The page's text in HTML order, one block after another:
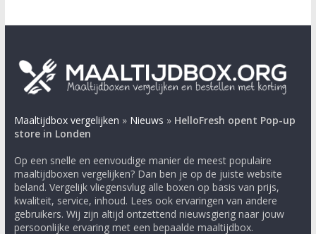
Maaltijdbox vergelijken » Nieuws » HelloFresh opent Pop-up
store in Londen
Op een snelle en eenvoudige manier de meest populaire
maaltijdboxen vergelijken? Dan ben je op de juiste website
beland. Vergelijk vliegensvlug alle boxen op basis van prijs,
kwaliteit, service, inhoud. Lees ook ervaringen van andere
gebruikers. Wij zijn altijd ontzettend nieuwsgierig naar jouw
persoonlijke ervaring met een bepaalde maaltijdbox.